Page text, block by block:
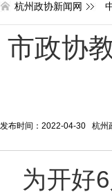
杭州政协新闻网
市政协
发布时间：2022-04-30 杭州
为开好